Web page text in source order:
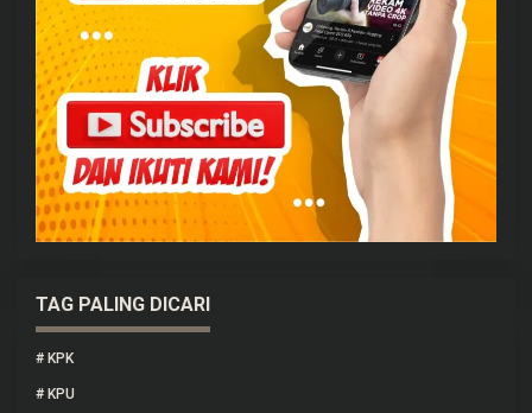
TAG PALING DICARI
# KPK
# KPU